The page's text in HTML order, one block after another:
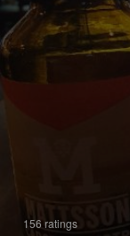
156 ratings